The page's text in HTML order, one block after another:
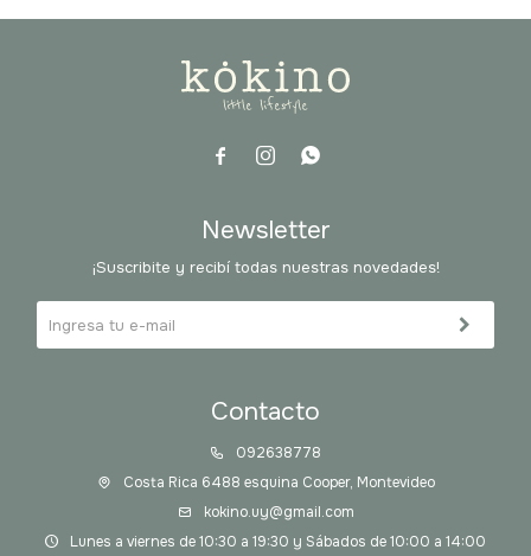
  
Contacto
092638778
Costa Rica 6488 esquina Cooper, Montevideo
kokino.uy@gmail.com
Lunes a viernes de 10:30 a 19:30 y Sábados de 10:00 a 14:00
Newsletter
¡Suscribite y recibí todas nuestras novedades!